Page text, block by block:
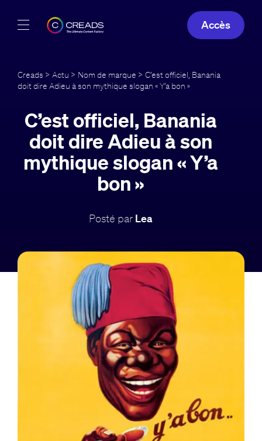
Offres
À propos
Guide
Accès
Creads > Actu > Nom de marque > C’est officiel, Banania
doit dire Adieu à son mythique slogan « Y’a bon »
C’est officiel, Banania
doit dire Adieu à son
mythique slogan « Y’a
bon »
Posté par Lea